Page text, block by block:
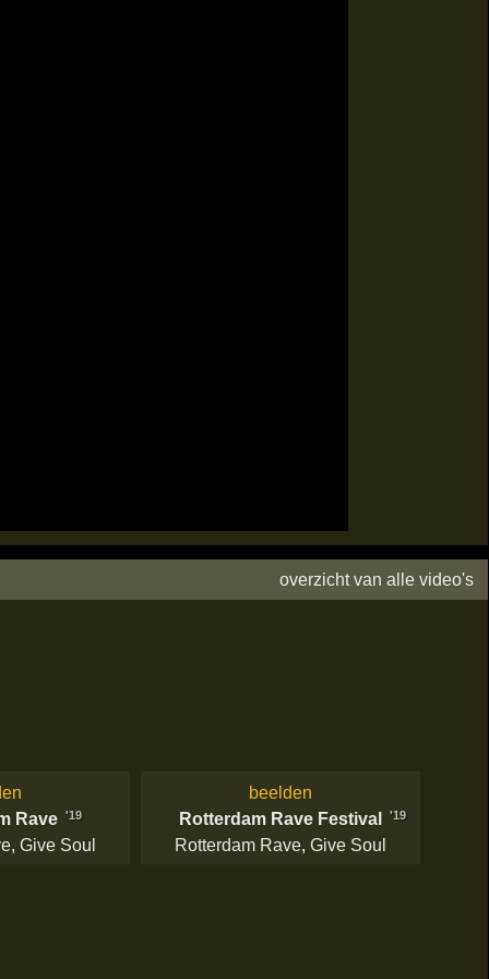
overzicht van alle video's
Rave
'19
,Give Soul
beelden
Rotterdam Rave Festival
'19
Rotterdam Rave, Give Soul